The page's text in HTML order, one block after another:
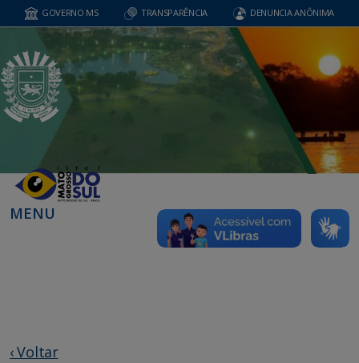
GOVERNO MS TRANSPARÊNCIA DENUNCIA ANÔNIMA
MENU
‹ Voltar